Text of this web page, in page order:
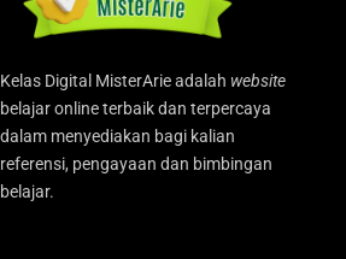
Kelas Digital MisterArie adalah website
belajar online terbaik dan terpercaya
dalam menyediakan bagi kalian
referensi, pengayaan dan bimbingan
belajar.